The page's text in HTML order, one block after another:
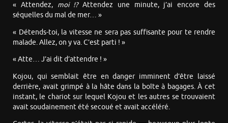
« Attendez, moi !?Attendez une minute, j’ai encore des
séquelles du mal de mer… »
« Détends-toi, la vitesse ne sera pas suffisante pour te rendre
malade. Allez, on y va. C’est parti ! »
« Atte… J’ai dit d’attendre ! »
Kojou, qui semblait être en danger imminent d’être laissé
derrière, avait grimpé à la hâte dans la boîte à bagages. À cet
instant, le chariot sur lequel Kojou et les autres se trouvaient
avait soudainement été secoué et avait accéléré.